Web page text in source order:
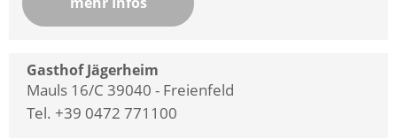
Gasthof Jägerheim
Mauls 16/C 39040 - Freienfeld
Tel. +39 0472 771100